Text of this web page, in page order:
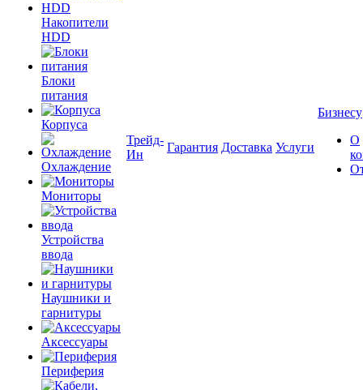
Накопители
HDD
Блоки
питания
Корпуса
Охлаждение
Мониторы
Устройства
ввода
Наушники и
гарнитуры
Аксессуары
Периферия
Трейд-
Ин
Гарантия Доставка Услуги
Бизнесу
О